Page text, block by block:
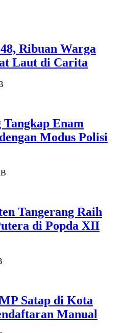
Ribuan Warga
Laut di Carita
Enam
Modus Polisi
Tangerang Raih
di Popda XII
Satap di Kota
Manual